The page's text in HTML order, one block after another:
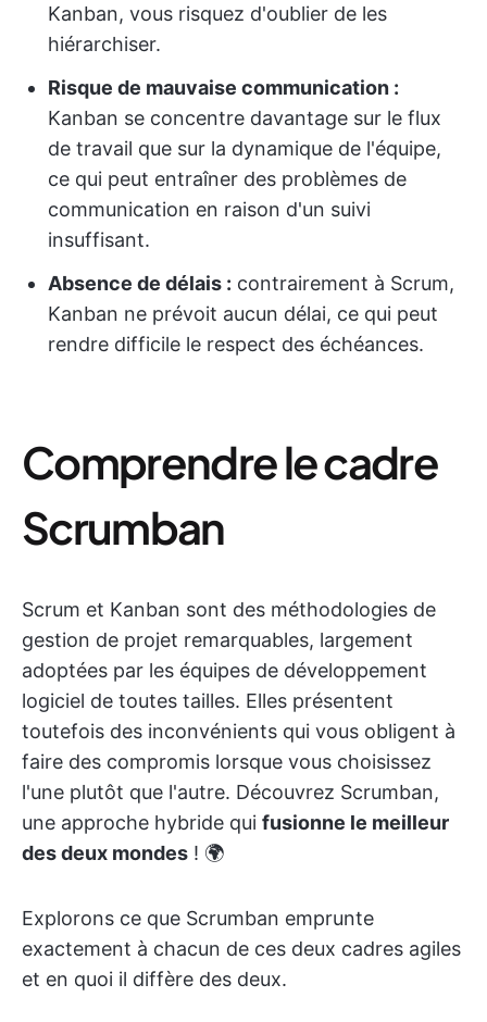
Kanban, vous risquez d'oublier de les
hiérarchiser.
Risque de mauvaise communication :
Kanban se concentre davantage sur le flux
de travail que sur la dynamique de l'équipe,
ce qui peut entraîner des problèmes de
communication en raison d'un suivi
insuffisant.
Absence de délais : contrairement à Scrum,
Kanban ne prévoit aucun délai, ce qui peut
rendre difficile le respect des échéances.
Comprendre le cadre
Scrumban
Scrum et Kanban sont des méthodologies de
gestion de projet remarquables, largement
adoptées par les équipes de développement
logiciel de toutes tailles. Elles présentent
toutefois des inconvénients qui vous obligent à
faire des compromis lorsque vous choisissez
l'une plutôt que l'autre. Découvrez Scrumban,
une approche hybride qui fusionne le meilleur
des deux mondes ! 🌍
Explorons ce que Scrumban emprunte
exactement à chacun de ces deux cadres agiles
et en quoi il diffère des deux.